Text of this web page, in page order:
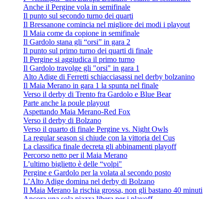
Anche il Pergine vola in semifinale
Il punto sul secondo turno dei quarti
Il Bressanone comincia nel migliore dei modi i playout
Il Maia come da copione in semifinale
Il Gardolo stana gli “orsi” in gara 2
Il punto sul primo turno dei quarti di finale
Il Pergine si aggiudica il primo turno
Il Gardolo travolge gli "orsi" in gara 1
Alto Adige di Ferretti schiacciasassi nel derby bolzanino
Il Maia Merano in gara 1 la spunta nel finale
Verso il derby di Trento fra Gardolo e Blue Bear
Parte anche la poule playout
Aspettando Maia Merano-Red Fox
Verso il derby di Bolzano
Verso il quarto di finale Pergine vs. Night Owls
La regular season si chiude con la vittoria del Cus
La classifica finale decreta gli abbinamenti playoff
Percorso netto per il Maia Merano
L’ultimo biglietto è delle “volpi"
Pergine e Gardolo per la volata al secondo posto
L’Alto Adige domina nel derby di Bolzano
Il Maia Merano la rischia grossa, non gli bastano 40 minuti